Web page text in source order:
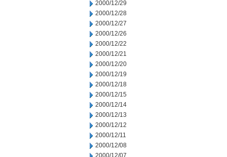
2000/12/29
2000/12/28
2000/12/27
2000/12/26
2000/12/22
2000/12/21
2000/12/20
2000/12/19
2000/12/18
2000/12/15
2000/12/14
2000/12/13
2000/12/12
2000/12/11
2000/12/08
2000/12/07